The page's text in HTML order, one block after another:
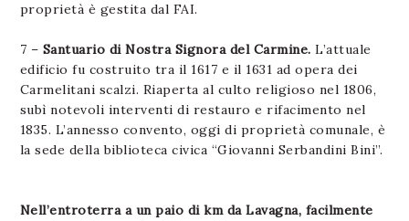
proprietà è gestita dal FAI.
7 – Santuario di Nostra Signora del Carmine. L’attuale
edificio fu costruito tra il 1617 e il 1631 ad opera dei
Carmelitani scalzi. Riaperta al culto religioso nel 1806,
subì notevoli interventi di restauro e rifacimento nel
1835. L’annesso convento, oggi di proprietà comunale, è
la sede della biblioteca civica “Giovanni Serbandini Bini”.
Nell’entroterra a un paio di km da Lavagna, facilmente